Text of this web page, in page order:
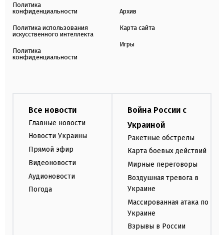
Политика
конфиденциальности
Политика использования
искусственного интеллекта
Политика
конфиденциальности
Архив
Карта сайта
Игры
Все новости
Главные новости
Новости Украины
Прямой эфир
Видеоновости
Аудионовости
Погода
Война России с
Украиной
Ракетные обстрелы
Карта боевых действий
Мирные переговоры
Воздушная тревога в
Украине
Массированная атака по
Украине
Взрывы в России